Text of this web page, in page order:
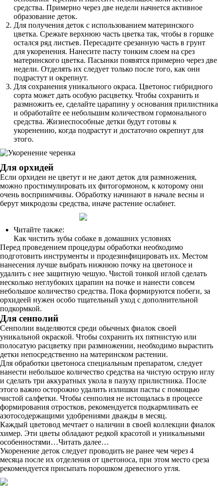
средства. Примерно через две недели начнется активное
образование деток.
Для получения деток с использованием материнского
цветка. Срежьте верхнюю часть цветка так, чтобы в горшке
остался ряд листьев. Пересадите срезанную часть в грунт
для укоренения. Нанесите пасту тонким слоем на срез
материнского цветка. Пасынки появятся примерно через две
недели. Отделять их следует только после того, как они
подрастут и окрепнут.
Для сохранения уникального окраса. Цветонос гибридного
сорта может дать особую расцветку. Чтобы сохранить и
размножить ее, сделайте царапину у основания прилистника
и обработайте ее небольшим количеством гормонального
средства. Жизнеспособные детки будут готовы к
укоренению, когда подрастут и достаточно окрепнут для
этого.
Для орхидей
Если орхидеи не цветут и не дают деток для размножения,
можно простимулировать их фитогормоном, к которому они
очень восприимчивы. Обработку начинают в начале весны и
берут микродозы средства, иначе растение ослабнет.
Читайте также:
Как чистить зубы собаке в домашних условиях
Перед проведением процедуры обработки необходимо
подготовить инструменты и продезинфицировать их. Местом
нанесения лучше выбрать нижнюю почку на цветоносе и
удалить с нее защитную чешую. Чистой тонкой иглой сделать
несколько неглубоких царапин на почке и нанести совсем
небольшое количество средства. Пока формируются побеги, за
орхидеей нужен особо тщательный уход с дополнительной
подкормкой.
Для сенполий
Сенполии выделяются среди обычных фиалок своей
уникальной окраской. Чтобы сохранить их пятнистую или
полосатую расцветку при размножении, необходимо вырастить
детки непосредственно на материнском растении.
Для обработки цветоноса специальным препаратом, следует
нанести небольшое количество средства на чистую острую иглу
и сделать три аккуратных укола в пазуху прилистника. После
этого важно осторожно удалить излишки пасты с помощью
чистой салфетки. Чтобы сенполия не истощалась в процессе
формирования отростков, рекомендуется подкармливать ее
азотосодержащими удобрениями дважды в месяц.
Каждый цветовод мечтает о наличии в своей коллекции фиалок
химер. Эти цветы обладают редкой красотой и уникальными
особенностями…Читать далее…
Укоренение деток следует проводить не ранее чем через 4
месяца после их отделения от цветоноса, при этом место среза
рекомендуется присыпать порошком древесного угля.